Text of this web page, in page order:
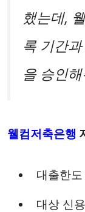
했는데,
록 기간
을 승인
웰컴저축은행
대출한
대상 신